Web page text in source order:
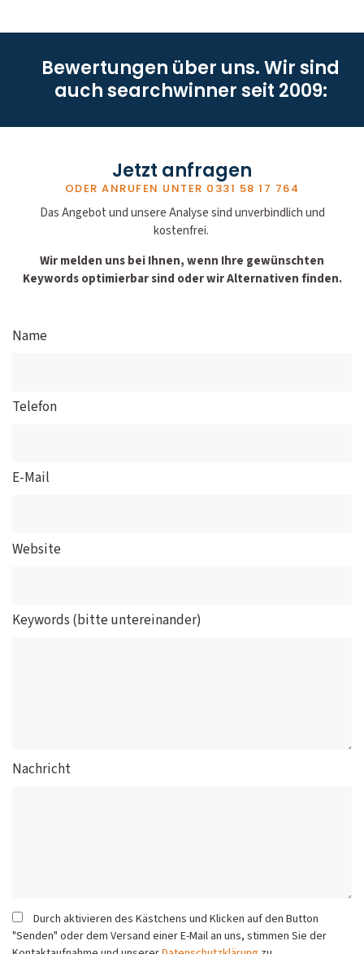
Bewertungen über uns. Wir sind
auch searchwinner seit 2009:
Jetzt anfragen
ODER ANRUFEN UNTER 0331 58 17 764
Das Angebot und unsere Analyse sind unverbindlich und
kostenfrei.
Wir melden uns bei Ihnen, wenn Ihre gewünschten
Keywords optimierbar sind oder wir Alternativen finden.
Name
Telefon
E-Mail
Website
Keywords (bitte untereinander)
Nachricht
Durch aktivieren des Kästchens und Klicken auf den Button
"Senden" oder dem Versand einer E-Mail an uns, stimmen Sie der